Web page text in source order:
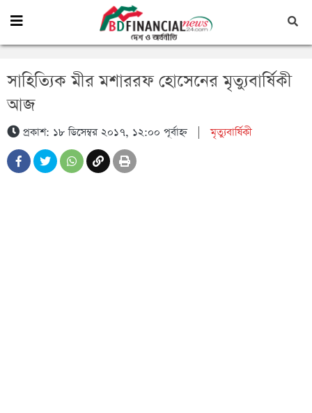
সাহিত্যিক মীর মশাররফ হোসেনের মৃত্যুবার্ষিকী
আজ
প্রকাশ: ১৮ ডিসেম্বর ২০১৭, ১২:০০ পূর্বাহ্ন|মৃত্যুবার্ষিকী